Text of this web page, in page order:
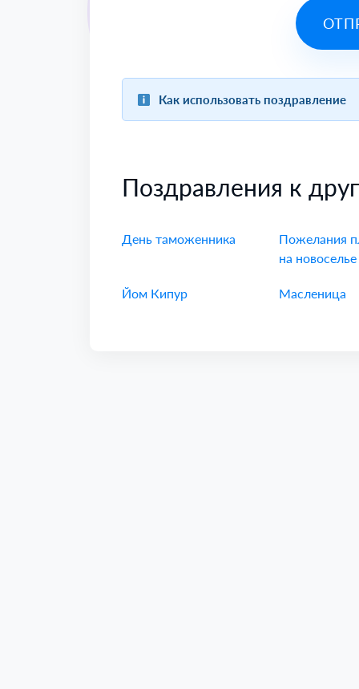
Как использовать поздравление
Поздравления к
День таможенника
Пожелания
на новоселье
Йом Кипур Масленица